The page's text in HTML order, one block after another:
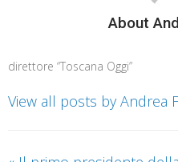
About
direttore “Toscana Oggi”
View all posts by Andrea